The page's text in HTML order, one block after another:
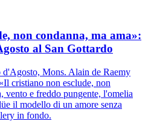
non condanna, ma ama»:
al San Gottardo
Mons. Alain de Raemy
cristiano non esclude, non
vento e freddo pungente, l'omelia
il modello di un amore senza
in fondo.